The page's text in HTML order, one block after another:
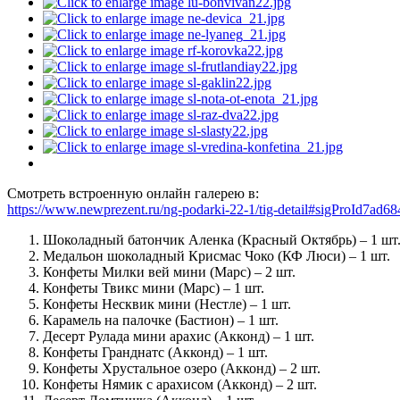
Смотреть встроенную онлайн галерею в:
https://www.newprezent.ru/ng-podarki-22-1/tig-
Шоколадный батончик Аленка (Красный Октябрь) – 1 шт.
Медальон шоколадный Крисмас Чоко (КФ Люси) – 1 шт.
Конфеты Милки вей мини (Марс) – 2 шт.
Конфеты Твикс мини (Марс) – 1 шт.
Конфеты Несквик мини (Нестле) – 1 шт.
Карамель на палочке (Бастион) – 1 шт.
Десерт Рулада мини арахис (Акконд) – 1 шт.
Конфеты Гранднатс (Акконд) – 1 шт.
Конфеты Хрустальное озеро (Акконд) – 2 шт.
Конфеты Нямик с арахисом (Акконд) – 2 шт.